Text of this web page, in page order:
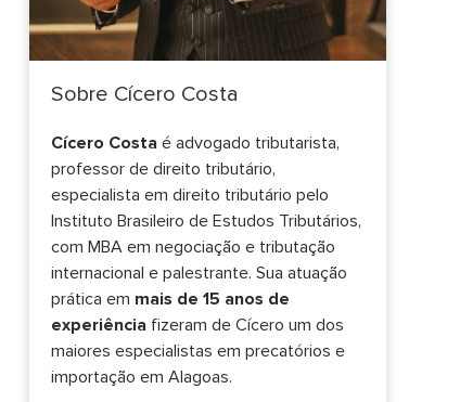
Sobre Cícero Costa
Cícero Costa é advogado tributarista,
professor de direito tributário,
especialista em direito tributário pelo
Instituto Brasileiro de Estudos Tributários,
com MBA em negociação e tributação
internacional e palestrante. Sua atuação
prática em mais de 15 anos de
experiência fizeram de Cícero um dos
maiores especialistas em precatórios e
importação em Alagoas.